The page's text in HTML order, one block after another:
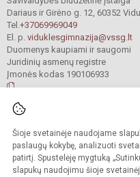
Šioje svetainėje naudojame
paslaugų kokybę, analizuoti
patirtį. Spustelėję mygtuką
slapukų naudojimu šioje
Dariaus ir Girėno g. 12, 60352
Tel.+37069969049
El. p. viduklesgimnazija@vssg.lt
Duomenys kaupiami ir saugomi
Juridinių asmenų registre
Įmonės kodas 190106933
Kopijuoti turinį be raštiško
Prieinamumo